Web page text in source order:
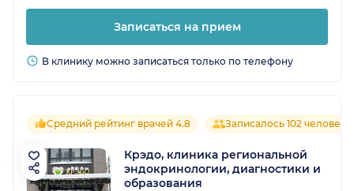
Записаться на прием
В клинику можно записаться только по телефону
Средний рейтинг врачей 4.8 Записалось 102 человека
Крэдо, клиника региональной
эндокринологии, диагностики и
образования